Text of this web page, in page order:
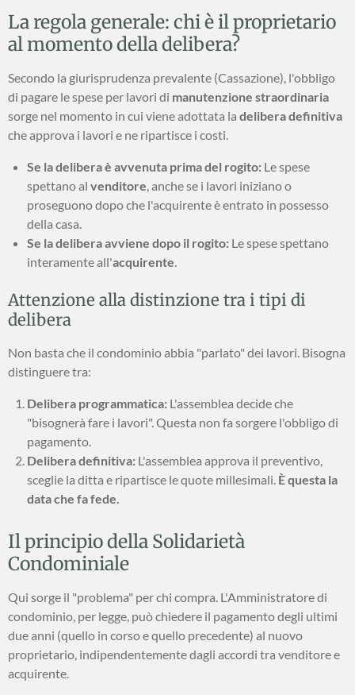
La regola generale: chi è il proprietario
al momento della delibera?
Secondo la giurisprudenza prevalente (Cassazione), l'obbligo
di pagare le spese per lavori di manutenzione straordinaria
sorge nel momento in cui viene adottata la delibera definitiva
che approva i lavori e ne ripartisce i costi.
Se la delibera è avvenuta prima del rogito: Le spese
spettano al venditore, anche se i lavori iniziano o
proseguono dopo che l'acquirente è entrato in possesso
della casa.
Se la delibera avviene dopo il rogito: Le spese spettano
interamente all'acquirente.
Attenzione alla distinzione tra i tipi di
delibera
Non basta che il condominio abbia "parlato" dei lavori. Bisogna
distinguere tra:
Delibera programmatica: L'assemblea decide che
"bisognerà fare i lavori". Questa non fa sorgere l'obbligo di
pagamento.
Delibera definitiva: L'assemblea approva il preventivo,
sceglie la ditta e ripartisce le quote millesimali. È questa la
data che fa fede.
Il principio della Solidarietà
Condominiale
Qui sorge il "problema" per chi compra. L'Amministratore di
condominio, per legge, può chiedere il pagamento degli ultimi
due anni (quello in corso e quello precedente) al nuovo
proprietario, indipendentemente dagli accordi tra venditore e
acquirente.